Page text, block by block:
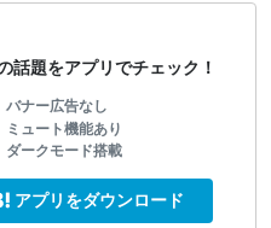
話題をアプリでチェック！
バナー広告なし
ミュート機能あり
ダークモード搭載
アプリをダウンロード